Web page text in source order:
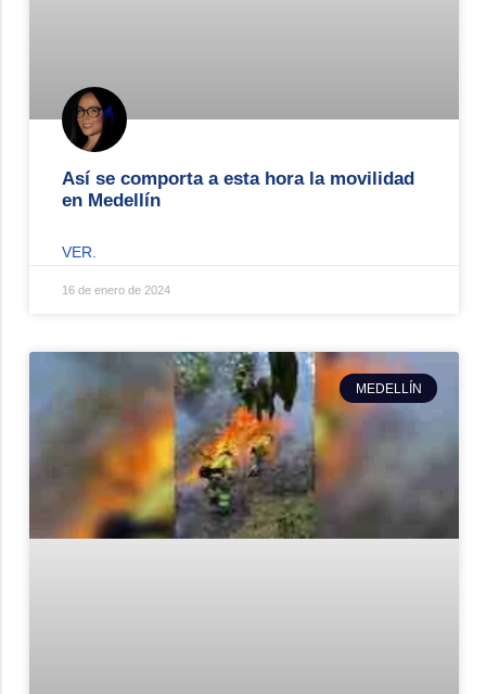
Así se comporta a esta hora la movilidad
en Medellín
VER.
16 de enero de 2024
MEDELLÍN